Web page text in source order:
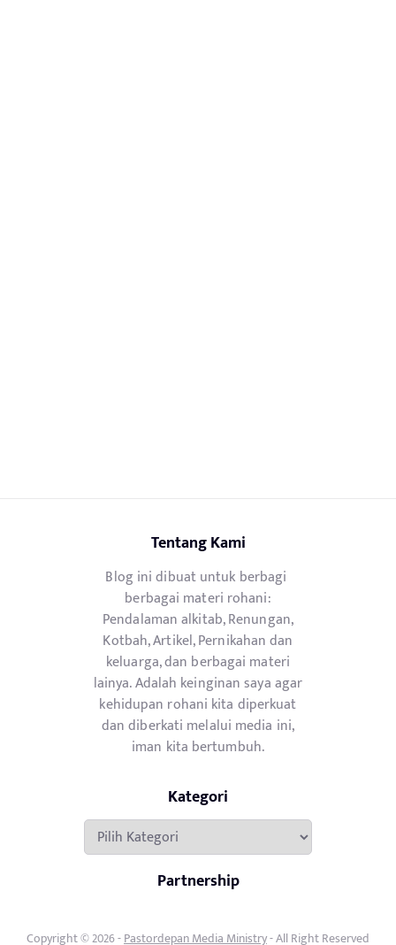
Tentang Kami
Blog ini dibuat untuk berbagi
berbagai materi rohani:
Pendalaman alkitab, Renungan,
Kotbah, Artikel, Pernikahan dan
keluarga, dan berbagai materi
lainya. Adalah keinginan saya agar
kehidupan rohani kita diperkuat
dan diberkati melalui media ini,
iman kita bertumbuh.
Kategori
Kategori
Partnership
Copyright © 2026 -Pastordepan Media Ministry- All Right Reserved